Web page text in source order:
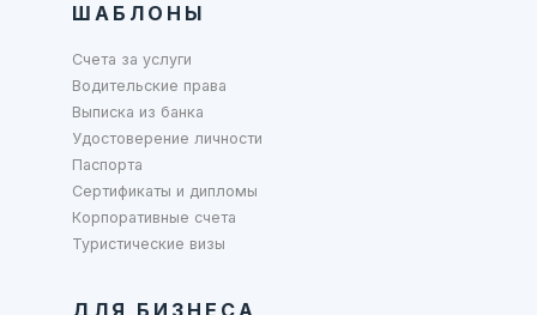
ШАБЛОНЫ
Счета за услуги
Водительские права
Выписка из банка
Удостоверение личности
Паспорта
Сертификаты и дипломы
Корпоративные счета
Туристические визы